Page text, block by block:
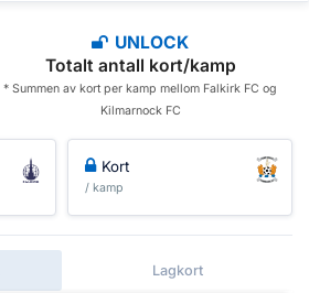
UNLOCK
Totalt antall kort/kamp
* Summen av kort per kamp mellom Falkirk FC og
Kilmarnock FC
Kort
/ kamp
Lagkort